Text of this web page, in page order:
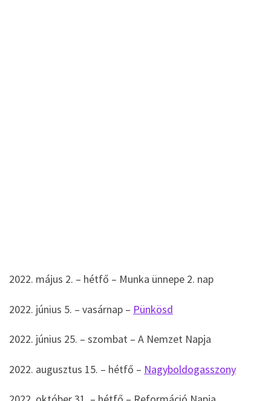
2022. május 2. – hétfő – Munka ünnepe 2. nap
2022. június 5. – vasárnap – Pünkösd
2022. június 25. – szombat – A Nemzet Napja
2022. augusztus 15. – hétfő – Nagyboldogasszony